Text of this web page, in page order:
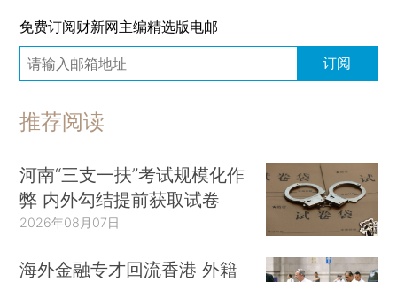
免费订阅财新网主编精选版电邮
订阅
推荐阅读
河南“三支一扶”考试规模化作
弊 内外勾结提前获取试卷
2026年08月07日
海外金融专才回流香港 外籍